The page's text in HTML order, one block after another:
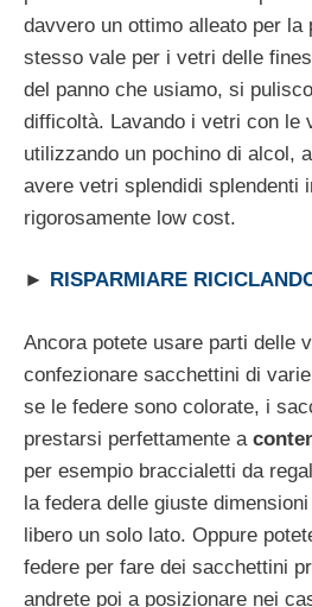
davvero un ottimo alleato per la
stesso vale per i vetri delle
del panno che usiamo, si
difficoltà. Lavando i vetri con le
utilizzando un pochino di alcol,
avere vetri splendidi splendenti
rigorosamente low cost.
► RISPARMIARE
Ancora potete usare parti delle
confezionare sacchettini di
se le federe sono colorate, i
prestarsi perfettamente a
per esempio braccialetti da
la federa delle giuste
libero un solo lato. Oppure
federe per fare dei sacchettini
andrete poi a posizionare nei